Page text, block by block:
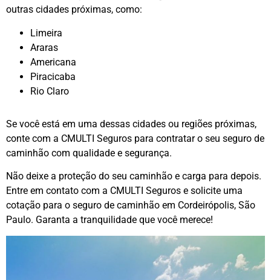
outras cidades próximas, como:
Limeira
Araras
Americana
Piracicaba
Rio Claro
Se você está em uma dessas cidades ou regiões próximas,
conte com a CMULTI Seguros para contratar o seu seguro de
caminhão com qualidade e segurança.
Não deixe a proteção do seu caminhão e carga para depois.
Entre em contato com a CMULTI Seguros e solicite uma
cotação para o seguro de caminhão em Cordeirópolis, São
Paulo. Garanta a tranquilidade que você merece!